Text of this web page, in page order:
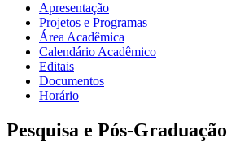
Apresentação
Projetos e Programas
Área Acadêmica
Calendário Acadêmico
Editais
Documentos
Horário
Pesquisa e Pós-Graduação